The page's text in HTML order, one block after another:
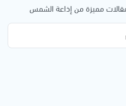
مميزة من إذاعة الشمس